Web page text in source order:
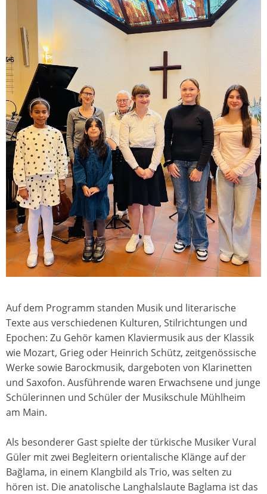
Auf dem Programm standen Musik und literarische
Texte aus verschiedenen Kulturen, Stilrichtungen und
Epochen: Zu Gehör kamen Klaviermusik aus der Klassik
wie Mozart, Grieg oder Heinrich Schütz, zeitgenössische
Werke sowie Barockmusik, dargeboten von Klarinetten
und Saxofon. Ausführende waren Erwachsene und junge
Schülerinnen und Schüler der Musikschule Mühlheim
am Main.
Als besonderer Gast spielte der türkische Musiker Vural
Güler mit zwei Begleitern orientalische Klänge auf der
Bağlama, in einem Klangbild als Trio, was selten zu
hören ist. Die anatolische Langhalslaute Baglama ist das